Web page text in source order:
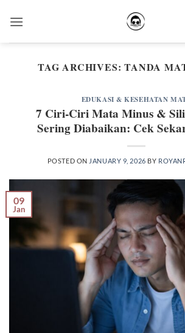
TAG ARCHIVES:TANDA
EDUKASI & KESEHATAN
7 Ciri-Ciri Mata Minus &
Sering Diabaikan: Cek
POSTED ON JANUARY 9, 2026 BY
09
Jan